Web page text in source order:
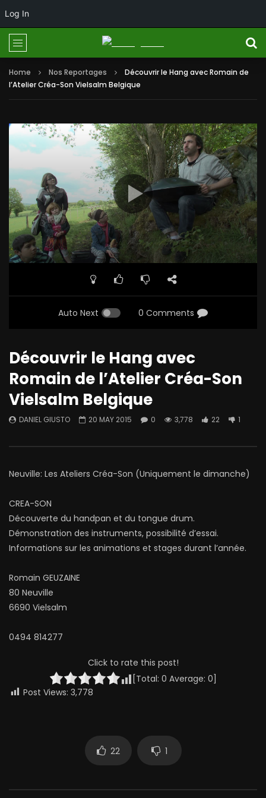
Log In
Home Nos Reportages
Découvrir le Hang avec Romain de
l’Atelier Créa-Son Vielsalm Belgique
Auto Next 0 Comments
Découvrir le Hang avec
Romain de l’Atelier Créa-Son
Vielsalm Belgique
DANIEL GIUSTO 20 MAY 2015 0 3,778 22 1
Neuville: Les Ateliers Créa-Son (Uniquement le dimanche)
CREA-SON
Découverte du handpan et du tongue drum.
Démonstration des instruments, possibilité d’essai.
Informations sur les animations et stages durant l’année.
Romain GEUZAINE
80 Neuville
6690 Vielsalm
0494 814277
Click to rate this post!
[Total: 0 Average: 0]
Post Views: 3,778
22 1